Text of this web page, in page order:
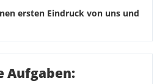
ersten Eindruck von uns und
Aufgaben: